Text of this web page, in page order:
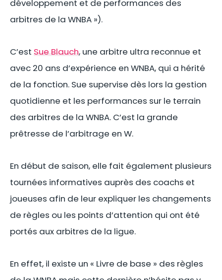
développement et de performances des
arbitres de la WNBA »).
C’est Sue Blauch, une arbitre ultra reconnue et
avec 20 ans d’expérience en WNBA, qui a hérité
de la fonction. Sue supervise dès lors la gestion
quotidienne et les performances sur le terrain
des arbitres de la WNBA. C’est la grande
prêtresse de l’arbitrage en W.
En début de saison, elle fait également plusieurs
tournées informatives auprès des coachs et
joueuses afin de leur expliquer les changements
de règles ou les points d’attention qui ont été
portés aux arbitres de la ligue.
En effet, il existe un « Livre de base » des règles